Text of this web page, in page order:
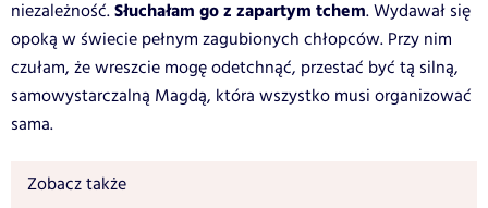
niezależność.Słuchałam go z zapartym tchem. Wydawał się
opoką w świecie pełnym zagubionych chłopców. Przy nim
czułam, że wreszcie mogę odetchnąć, przestać być tą silną,
samowystarczalną Magdą, która wszystko musi organizować
sama.
Zobacz także